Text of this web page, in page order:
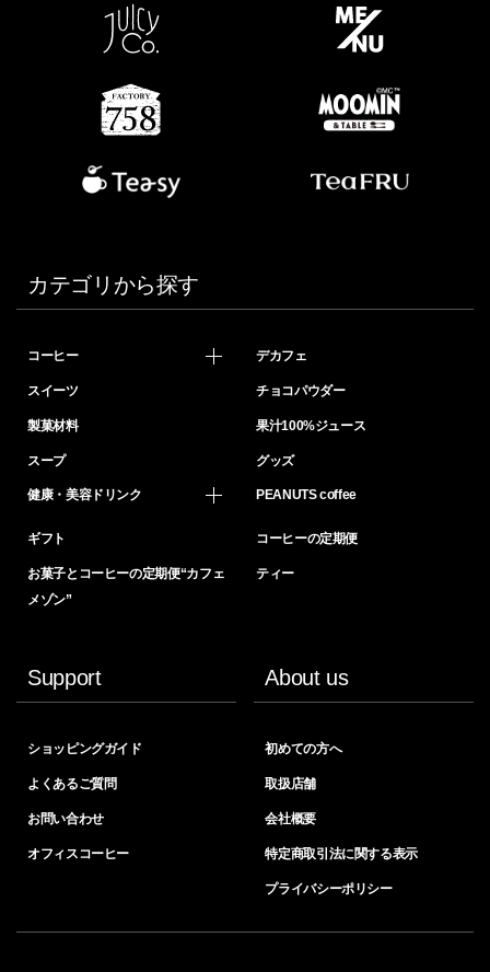
カテゴリから探す
コーヒー デカフェ
スイーツ チョコパウダー
製菓材料 果汁100%ジュース
スープ グッズ
健康・美容ドリンク PEANUTS coffee
ギフト コーヒーの定期便
お菓子とコーヒーの定期便“カフェ
メゾン”
ティー
Support
ショッピングガイド
よくあるご質問
お問い合わせ
オフィスコーヒー
About us
初めての方へ
取扱店舗
会社概要
特定商取引法に関する表示
プライバシーポリシー